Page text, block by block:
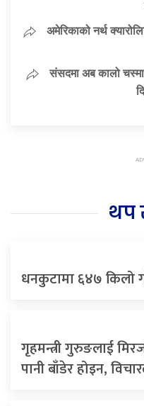
अमेरिकाको नर्थ
संसदमा अब कालो
थप
धनकुटामा ६४७ किलो
गृहमन्त्री गुरुङलाई
पानी बाँडेर होइन,